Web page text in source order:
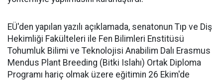
EÜ'den yapılan yazılı açıklamada, senatonun Tıp ve Diş
Hekimliği Fakülteleri ile Fen Bilimleri Enstitüsü
Tohumluk Bilimi ve Teknolojisi Anabilim Dalı Erasmus
Mendus Plant Breeding (Bitki Islahı) Ortak Diploma
Programı hariç olmak üzere eğitimin 26 Ekim'de